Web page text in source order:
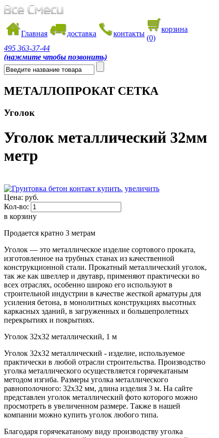
Главная доставка контакты
корзина
(0)
495 363-37-44
(нажмите чтобы позвонить)
МЕТАЛЛОПРОКАТ СЕТКА
Уголок
Уголок металлический 32мм
метр
увеличить
Цена: руб.
Кол-во:
в корзину
Продается кратно 3 метрам
Уголок — это металлическое изделие сортового проката,
изготовленное на трубных станах из качественной
конструкционной стали. Прокатный металлический уголок,
так же как швеллер и двутавр, применяют практически во
всех отраслях, особенно широко его используют в
строительной индустрии в качестве жесткой арматуры для
усиления бетона, в монолитных конструкциях высотных
каркасных зданий, в загруженных и большепролетных
перекрытиях и покрытиях.
Уголок 32x32 металлический, 1 м
Уголок 32x32 металлический - изделие, используемое
практически в любой отрасли строительства. Производство
уголка металлического осуществляется горячекатаным
методом изгиба. Размеры уголка металлического
равнополочного: 32x32 мм, длина изделия 3 м. На сайте
представлен уголок металлический фото которого можно
просмотреть в увеличенном размере. Также в нашей
компании можно купить уголок любого типа.
Благодаря горячекатаному виду производству уголка